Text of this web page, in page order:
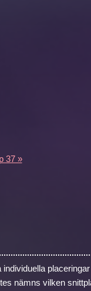
37 »
nämns vilken